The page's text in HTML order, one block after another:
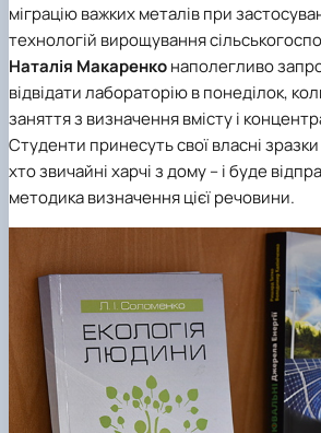
міграцію важких металів при
технологій вирощування
Наталія Макаренконаполегливо
відвідати лабораторію в понеділок,
заняття з визначення вмісту і
Студенти принесуть свої власні
хто звичайні харчі з дому – і буде
методика визначення цієї речовини.